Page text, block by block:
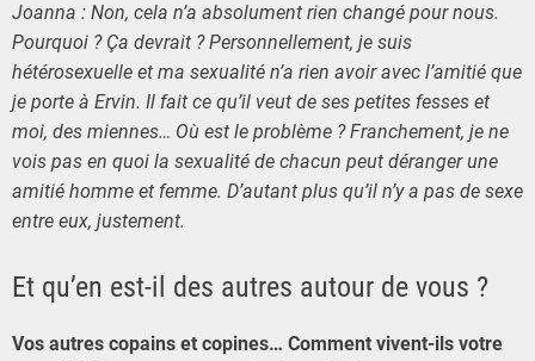
Joanna : Non, cela n’a absolument rien changé pour nous.
Pourquoi ? Ça devrait ? Personnellement, je suis
hétérosexuelle et ma sexualité n’a rien avoir avec l’amitié que
je porte à Ervin. Il fait ce qu’il veut de ses petites fesses et
moi, des miennes… Où est le problème ? Franchement, je ne
vois pas en quoi la sexualité de chacun peut déranger une
amitié homme et femme. D’autant plus qu’il n’y a pas de sexe
entre eux, justement.
Et qu’en est-il des autres autour de vous ?
Vos autres copains et copines… Comment vivent-ils votre